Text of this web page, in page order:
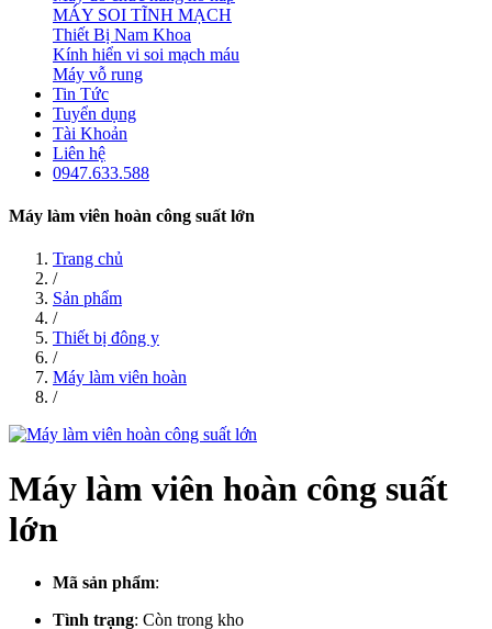
MÁY SOI TĨNH MẠCH
Thiết Bị Nam Khoa
Kính hiển vi soi mạch máu
Máy vỗ rung
Tin Tức
Tuyển dụng
Tài Khoản
Liên hệ
0947.633.588
Máy làm viên hoàn công suất lớn
Trang chủ
/
Sản phẩm
/
Thiết bị đông y
/
Máy làm viên hoàn
/
Máy làm viên hoàn công suất
lớn
Mã sản phẩm:
Tình trạng: Còn trong kho